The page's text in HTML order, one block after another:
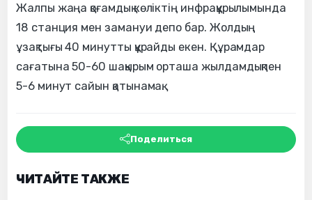
Жалпы жаңа қоғамдық көліктің инфрақұрылымында
18 станция мен замануи депо бар. Жолдың
ұзақтығы 40 минутты құрайды екен. Құрамдар
сағатына 50-60 шақырым орташа жылдамдықпен
5-6 минут сайын қатынамақ.
Поделиться
ЧИТАЙТЕ ТАКЖЕ